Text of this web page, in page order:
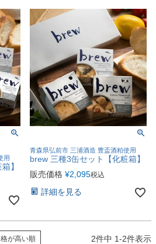
用
】
青森県弘前市 三浦酒造 豊盃酒粕使用
brew 三種3缶セット【化粧箱】
販売価格 ¥2,095税込
詳細を見る
が高い順 2件中 1-2件表示